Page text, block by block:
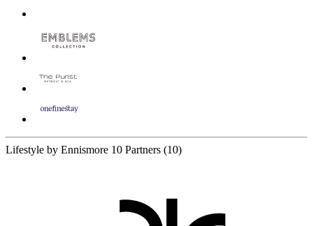
Lifestyle by Ennismore 10 Partners (10)